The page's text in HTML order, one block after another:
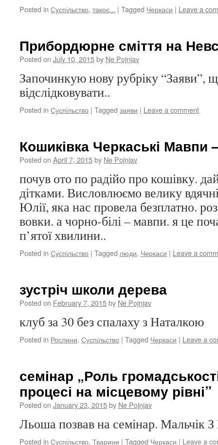
Posted in Суспільство, такоє... | Tagged Черкаси | Leave a
Прибордюрне сміття на
Posted on July 10, 2015by Ne Pojnjav
Започинкую нову рубріку “Заяви”,
відслідковувати..
Posted in Суспільство | Tagged заяви | Leave a comment
Кошиківка Черкаські Мавпи
Posted on April 7, 2015by Ne Pojnjav
почув ото по радійо про кошівку.
дітками. Висловлюємо велику
Юлії, яка нас провела безплатно.
вовки. а чорно-білі – мавпи. я це
п’ятої хвилини..
Posted in Суспільство | Tagged люди, Черкаси | Leave a
зустріч школи дерева
Posted on February 7, 2015by Ne Pojnjav
клуб за 30 без спалаху з Наталкою
Posted in Рослини, Суспільство | Tagged Черкаси | Leave a
семінар „Роль
процесі на місцевому рівні”
Posted on January 23, 2015by Ne Pojnjav
Льоша позвав на семінар. Мальчік З
Posted in Суспільство, Тварини | Tagged Черкаси | Leave a